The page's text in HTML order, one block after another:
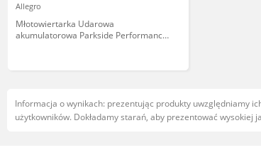
Allegro
Młotowiertarka Udarowa
akumulatorowa Parkside Performance
Informacja o wynikach: prezentując produkty uwzględniamy
użytkowników. Dokładamy starań, aby prezentować wysokiej